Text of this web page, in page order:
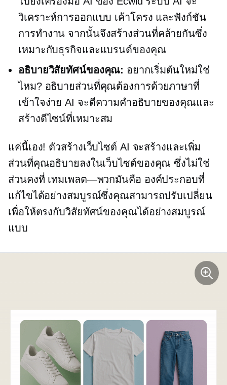
วิเคราะห์การออกแบบ เค้าโครง และฟังก์ชัน
การทำงาน จากนั้นจึงสร้างส่วนที่คล้ายกันซึ่ง
เหมาะกับธุรกิจและแบรนด์ของคุณ
อธิบายวิสัยทัศน์ของคุณ: อยากเริ่มต้นใหม่ใช่
ไหม? อธิบายส่วนที่คุณต้องการด้วยภาษาที่
เข้าใจง่าย AI จะตีความคำอธิบายของคุณและ
สร้างดีไซน์ที่เหมาะสม
แค่นี้เอง! ตัวสร้างเว็บไซต์ AI จะสร้างและเพิ่ม
ส่วนที่คุณอธิบายลงในเว็บไซต์ของคุณ ซึ่งไม่ใช่
ส่วนคงที่ เทมเพลต—พวกมันคือ องค์ประกอบที่
แก้ไขได้อย่างสมบูรณ์ซึ่งคุณสามารถปรับเปลี่ยน
เพื่อให้ตรงกับวิสัยทัศน์ของคุณได้อย่างสมบูรณ์
แบบ